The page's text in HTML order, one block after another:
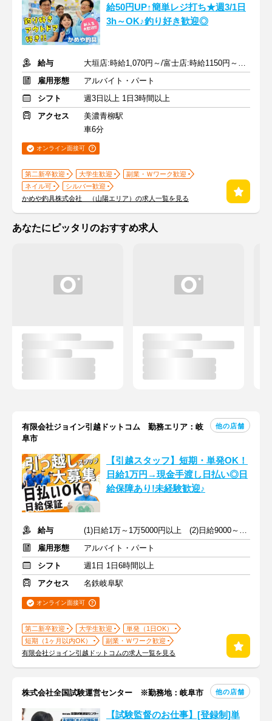
給50円UP↑簡単レジ打ち★週3/1日
3h～OK♪釣り好き歓迎◎
給与
大垣店:時給1,070円～/富士店:時給1150円～★１分単位で時給支給
雇用形態
アルバイト・パート
シフト
週3日以上 1日3時間以上
アクセス
美濃青柳駅
車6分
オンライン面接可
第二新卒歓迎 大学生歓迎
副業・Ｗワーク歓迎
ネイル可
シルバー歓迎
かめや釣具株式会社 （山陽エリア）の求人一覧を見る
あなたにピッタリのおすすめ求人
有限会社ジョイン引越ドットコム 勤務エリア：岐
阜市
他の店舗
【引越スタッフ】短期・単発OK！
日給1万円→現金手渡し日払い◎日
給保障あり!未経験歓迎♪
給与
(1)日給1万～1万5000円以上 (2)日給9000～9500円以上
雇用形態
アルバイト・パート
シフト
週1日 1日6時間以上
アクセス
名鉄岐阜駅
オンライン面接可
第二新卒歓迎 大学生歓迎
単発（1日OK）
短期（1ヶ月以内OK）
副業・Ｗワーク歓迎
有限会社ジョイン引越ドットコムの求人一覧を見る
株式会社全国試験運営センター ※勤務地：岐阜市 他の店舗
【試験監督のお仕事】[登録制]単